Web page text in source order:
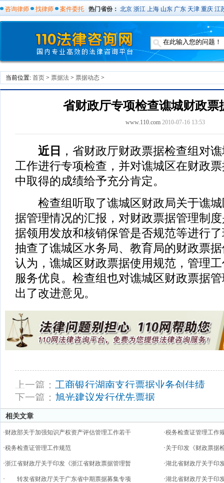
咨询律师 找律师 案件委托 热门省份： 北京 浙江 上海 山东 广东 天津 重庆 江
当前位置: 首页 > 票据法 > 票据动态 >
省财政厅专项检查谯城财政票
www.110.com2010-07-16 13:53
近日 ，省财政厅财政票据检查组对
工作进行专项检查，并对谯城区在财政
中取得的成绩给予充分肯定。
检查组听取了谯城区财政局关于谯城
据管理情况的汇报，对财政票据管理制
据领用发放和核销保管是否规范等进行
抽查了谯城区水务局、教育局的财政票
认为，谯城区财政票据使用规范，管理
服务优良。检查组也对谯城区财政票据
出了改进意见。
上一篇： 工商银行湖南支行票据业务创佳绩
下一篇： 旭光建议发行优先票据
相关文章
·财政部关于加强知识产权资产评估管理工作若干 ·税务检查证管理工作
·税务检查证管理工作规范 ·关于印发《财政票据
·浙江省财政厅关于印发《浙江省财政票据管理暂 ·湖北省财政厅关于印
· 转发省财政厅关于广东省中期票据募集专项 ·湖北省财政厅关于印